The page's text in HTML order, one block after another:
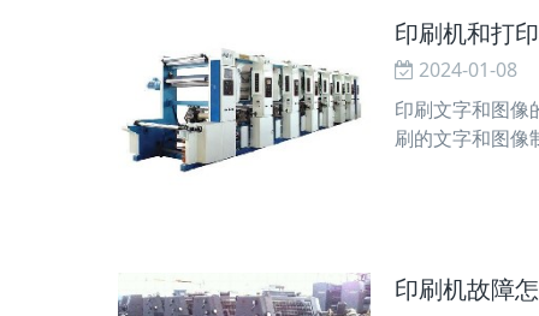
印刷机和打
2024-01-08
印刷文字和图像
刷的文字和图像
印刷机故障